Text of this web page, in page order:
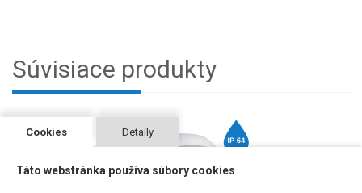
Súvisiace produkty
Cookies Detaily
Táto webstránka používa súbory cookies